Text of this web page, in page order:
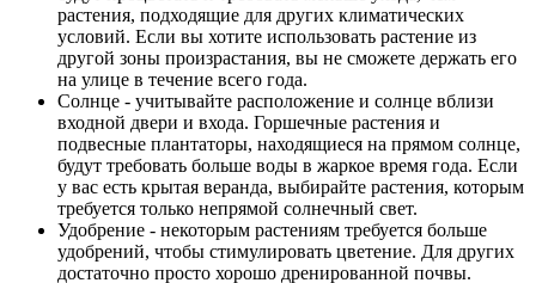
растения, подходящие для других климатических
условий. Если вы хотите использовать растение из
другой зоны произрастания, вы не сможете держать его
на улице в течение всего года.
Солнце - учитывайте расположение и солнце вблизи
входной двери и входа. Горшечные растения и
подвесные плантаторы, находящиеся на прямом солнце,
будут требовать больше воды в жаркое время года. Если
у вас есть крытая веранда, выбирайте растения, которым
требуется только непрямой солнечный свет.
Удобрение - некоторым растениям требуется больше
удобрений, чтобы стимулировать цветение. Для других
достаточно просто хорошо дренированной почвы.